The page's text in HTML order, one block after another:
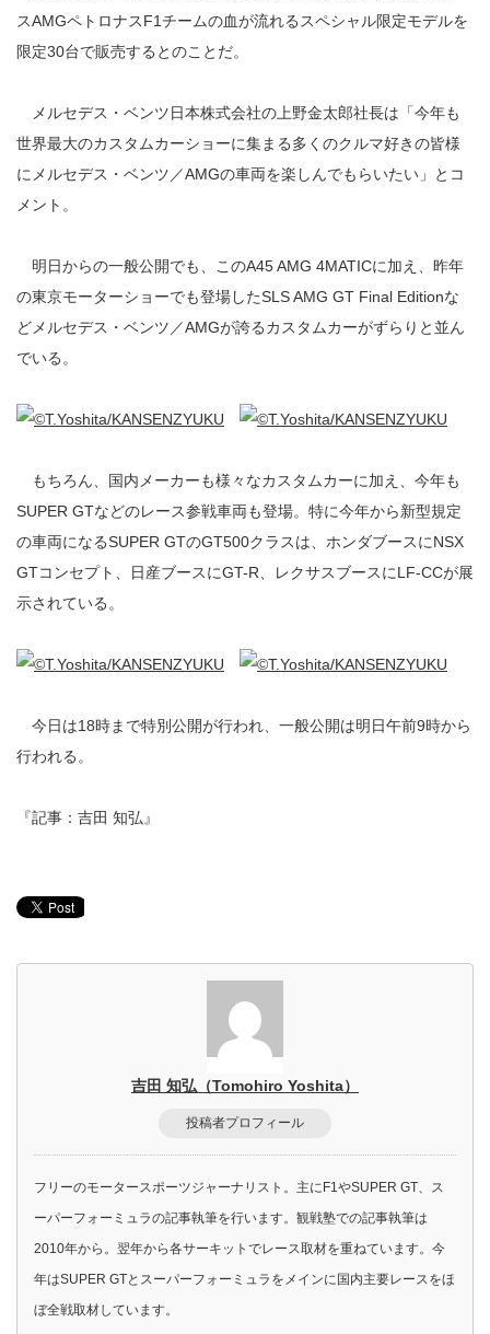
スAMGペトロナスF1チームの血が流れるスペシャル限定モデルを
限定30台で販売するとのことだ。
メルセデス・ベンツ日本株式会社の上野金太郎社長は「今年も
世界最大のカスタムカーショーに集まる多くのクルマ好きの皆様
にメルセデス・ベンツ／AMGの車両を楽しんでもらいたい」とコ
メント。
明日からの一般公開でも、このA45 AMG 4MATICに加え、昨年
の東京モーターショーでも登場したSLS AMG GT Final Editionな
どメルセデス・ベンツ／AMGが誇るカスタムカーがずらりと並ん
でいる。
もちろん、国内メーカーも様々なカスタムカーに加え、今年も
SUPER GTなどのレース参戦車両も登場。特に今年から新型規定
の車両になるSUPER GTのGT500クラスは、ホンダブースにNSX
GTコンセプト、日産ブースにGT-R、レクサスブースにLF-CCが展
示されている。
今日は18時まで特別公開が行われ、一般公開は明日午前9時から
行われる。
『記事：吉田 知弘』
吉田 知弘（Tomohiro Yoshita）
投稿者プロフィール
フリーのモータースポーツジャーナリスト。主にF1やSUPER GT、ス
ーパーフォーミュラの記事執筆を行います。観戦塾での記事執筆は
2010年から。翌年から各サーキットでレース取材を重ねています。今
年はSUPER GTとスーパーフォーミュラをメインに国内主要レースをほ
ぼ全戦取材しています。